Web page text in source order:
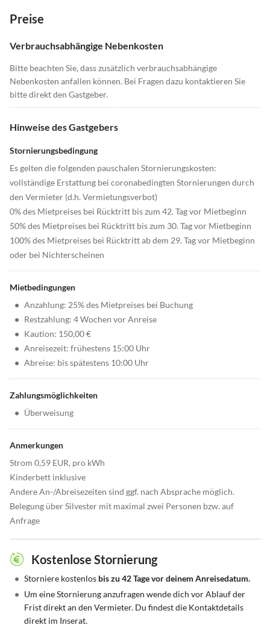
Preise
Verbrauchsabhängige Nebenkosten
Bitte beachten Sie, dass zusätzlich verbrauchsabhängige
Nebenkosten anfallen können. Bei Fragen dazu kontaktieren Sie
bitte direkt den Gastgeber.
Hinweise des Gastgebers
Stornierungsbedingung
Es gelten die folgenden pauschalen Stornierungskosten:
vollständige Erstattung bei coronabedingten Stornierungen durch
den Vermieter (d.h. Vermietungsverbot)
0% des Mietpreises bei Rücktritt bis zum 42. Tag vor Mietbeginn
50% des Mietpreises bei Rücktritt bis zum 30. Tag vor Mietbeginn
100% des Mietpreises bei Rücktritt ab dem 29. Tag vor Mietbeginn
oder bei Nichterscheinen
Mietbedingungen
• Anzahlung: 25% des Mietpreises bei Buchung
• Restzahlung: 4 Wochen vor Anreise
• Kaution: 150,00 €
• Anreisezeit: frühestens 15:00 Uhr
• Abreise: bis spätestens 10:00 Uhr
Zahlungsmöglichkeiten
• Überweisung
Anmerkungen
Strom 0,59 EUR, pro kWh
Kinderbett inklusive
Andere An-/Abreisezeiten sind ggf. nach Absprache möglich.
Belegung über Silvester mit maximal zwei Personen bzw. auf
Anfrage
Kostenlose Stornierung
• Storniere kostenlos bis zu 42 Tage vor deinem Anreisedatum.
• Um eine Stornierung anzufragen wende dich vor Ablauf der
Frist direkt an den Vermieter. Du findest die Kontaktdetails
direkt im Inserat.